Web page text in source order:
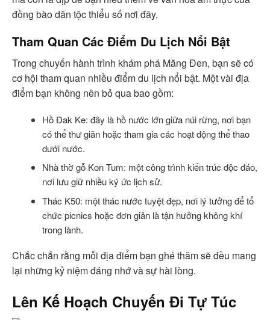
đồng bào dân tộc thiểu số nơi đây.
Tham Quan Các Điểm Du Lịch Nổi Bật
Trong chuyến hành trình khám phá Măng Đen, bạn sẽ có
cơ hội tham quan nhiều điểm du lịch nổi bật. Một vài địa
điểm bạn không nên bỏ qua bao gồm:
Hồ Đak Ke: đây là hồ nước lớn giữa núi rừng, nơi bạn
có thể thư giãn hoặc tham gia các hoạt động thể thao
dưới nước.
Nhà thờ gỗ Kon Tum: một công trình kiến trúc độc đáo,
nơi lưu giữ nhiều ký ức lịch sử.
Thác K50: một thác nước tuyệt đẹp, nơi lý tưởng để tổ
chức picnics hoặc đơn giản là tận hưởng không khí
trong lành.
Chắc chắn rằng mỗi địa điểm bạn ghé thăm sẽ đều mang
lại những kỷ niệm đáng nhớ và sự hài lòng.
Lên Kế Hoạch Chuyến Đi Tự Túc